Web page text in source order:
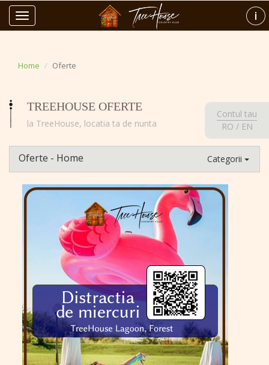
Contul tau
RO / EN
Toggle
navigation
Home Oferte
TREEHOUSE OFERTE
la TreeHouse, locatia ta de nunta
Oferte - Home Categorii